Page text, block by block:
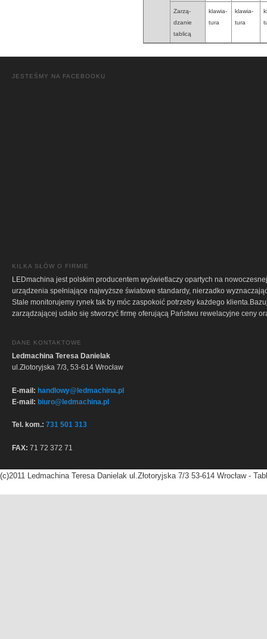
Zarzą-
dzanie
tablicą
klawia-
tura
klawia-
tura
JESTEŚMY NA FACEBOOKU
KILKA SŁÓW O FIRMIE
LEDmachina jest polskim producentem wyświetlaczy opartych na
urządzenia spełniające najwyższe światowe standardy, nierzadko
Stale monitorujemy rynek tak by móc zaspokoić potrzeby każdego
zarządzającej udało się stworzyć firmę oferującą Państwu rewelacyjne ceny
DANE KONTAKTOWE
Ledmachina Teresa Danielak
ul.Złotoryjska 7/3, 53-614 Wrocław
E-mail: handlowy@ledmachina.pl
E-mail: biuro@ledmachina.pl
Tel. kom.: 731 501 313
FAX: 71 72 372 71
(c)2011 Ledmachina Teresa Danielak ul.Złotoryjska 7/3 53-614 Wrocław -